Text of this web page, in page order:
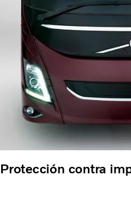
Protección contra